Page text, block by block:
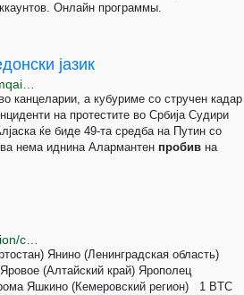
Онлайн программы.
јазик
канцеларии, а кубуриме со стручен кадар
на протестите во Србија Судири
ќе биде 49-та средба на Путин со
нема иднина Алармантен пробив на
Янино (Ленинградская область)
(Алтайский край) Ярополец
Яшкино (Кемеровский регион) 1 BTC